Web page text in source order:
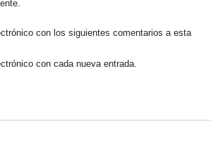
con los siguientes comentarios a esta
con cada nueva entrada.